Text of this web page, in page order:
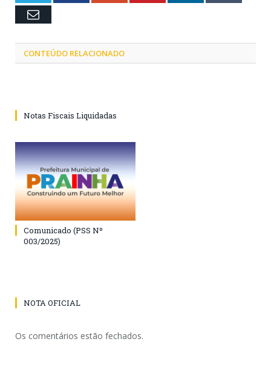
Email
CONTEÚDO RELACIONADO
Notas Fiscais Liquidadas
Comunicado (PSS Nº
003/2025)
NOTA OFICIAL
Os comentários estão fechados.